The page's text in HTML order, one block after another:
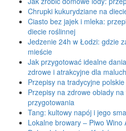
Chrupki kukurydziane na
Ciasto bez jajek i mleka:
diecie roślinnej
Jedzenie 24h w Łodzi: gdzie
mieście
Jak przygotować idealne
zdrowe i atrakcyjne dla
Przepisy na tradycyjne
Przepisy na zdrowe obiady
przygotowania
Tang: kultowy napój i jego
Lokalne browary – Piwo Wino